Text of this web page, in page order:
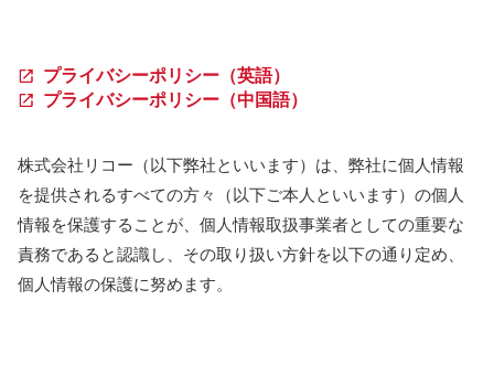
プライバシーポリシー（英語）
プライバシーポリシー（中国語）
株式会社リコー（以下弊社といいます）は、弊社に個人情報
を提供されるすべての方々（以下ご本人といいます）の個人
情報を保護することが、個人情報取扱事業者としての重要な
責務であると認識し、その取り扱い方針を以下の通り定め、
個人情報の保護に努めます。